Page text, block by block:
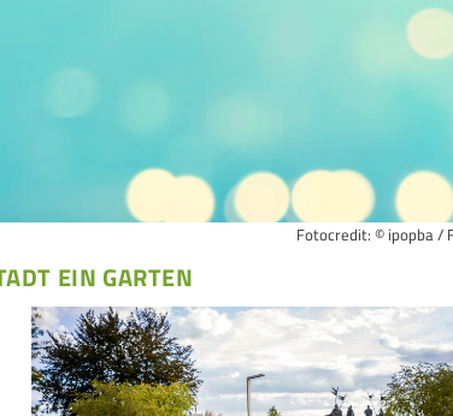
Fotocredit: © ipopba /
EIN GARTEN